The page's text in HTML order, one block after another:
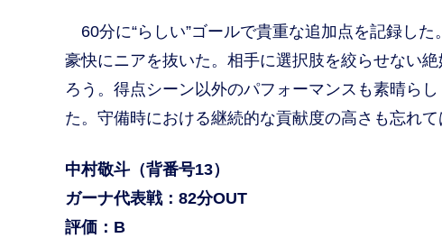
60分に“らしい”ゴールで貴重な追加点を記録し
豪快にニアを抜いた。相手に選択肢を絞らせない
ろう。得点シーン以外のパフォーマンスも素晴ら
た。守備時における継続的な貢献度の高さも忘れて
中村敬斗（背番号13）
ガーナ代表戦：82分OUT
評価：B